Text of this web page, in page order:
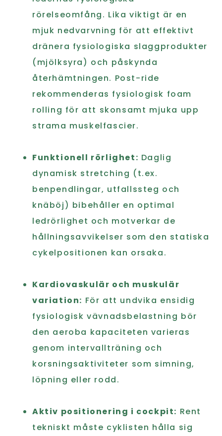
rörelseomfång. Lika viktigt är en
mjuk nedvarvning för att effektivt
dränera fysiologiska slaggprodukter
(mjölksyra) och påskynda
återhämtningen. Post-ride
rekommenderas fysiologisk foam
rolling för att skonsamt mjuka upp
strama muskelfascier.
Funktionell rörlighet: Daglig
dynamisk stretching (t.ex.
benpendlingar, utfallssteg och
knäböj) bibehåller en optimal
ledrörlighet och motverkar de
hållningsavvikelser som den statiska
cykelpositionen kan orsaka.
Kardiovaskulär och muskulär
variation: För att undvika ensidig
fysiologisk vävnadsbelastning bör
den aeroba kapaciteten varieras
genom intervallträning och
korsningsaktiviteter som simning,
löpning eller rodd.
Aktiv positionering i cockpit: Rent
tekniskt måste cyklisten hålla sig